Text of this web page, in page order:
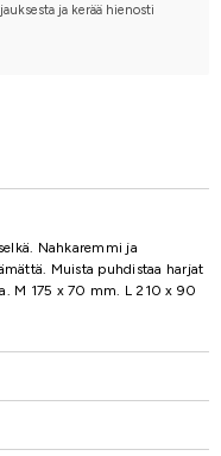
ja kerää hienosti
Nahkaremmi ja
Muista puhdistaa harjat
M 175 x 70 mm. L 210 x 90